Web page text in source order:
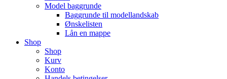
Model baggrunde
Baggrunde til modellandskab
Ønskelisten
Lån en mappe
Shop
Shop
Kurv
Konto